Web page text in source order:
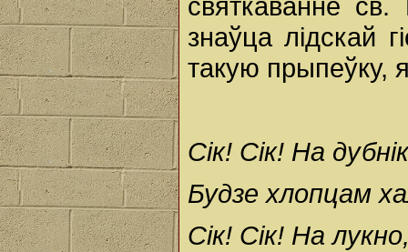
знаўца лідскай
такую прыпеўку,
Сік! Сік! На
Будзе хлопцам
Сік! Сік! На